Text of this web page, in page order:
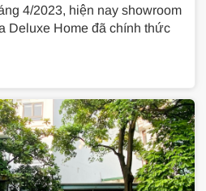
4/2023, hiện nay showroom
Deluxe Home đã chính thức